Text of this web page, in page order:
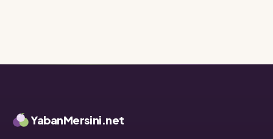
YabanMersini.net